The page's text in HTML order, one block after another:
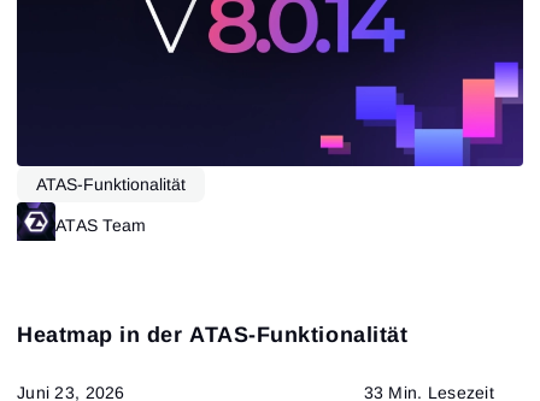
ATAS-Funktionalität
ATAS Team
Heatmap in der ATAS-Funktionalität
Juni 23, 2026 33 Min. Lesezeit